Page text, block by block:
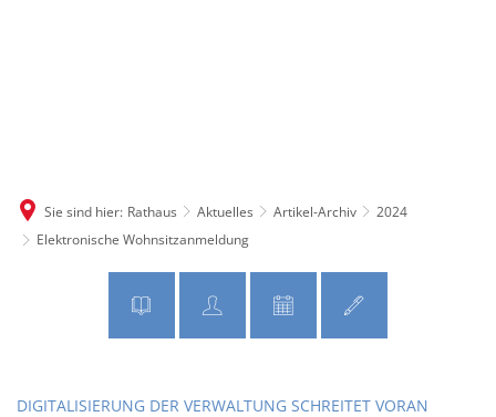
Sie sind hier: Rathaus Aktuelles Artikel-Archiv
2024
Elektronische Wohnsitzanmeldung
DIGITALISIERUNG DER VERWALTUNG SCHREITET VORAN